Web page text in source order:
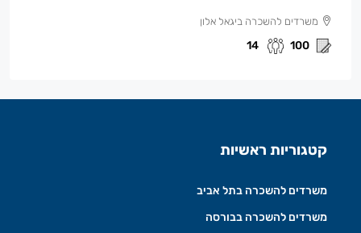
משרדים להשכרה ביגאל אלון
100
14
קטגוריות ראשיות
משרדים להשכרה בתל אביב
משרדים להשכרה בבורסה